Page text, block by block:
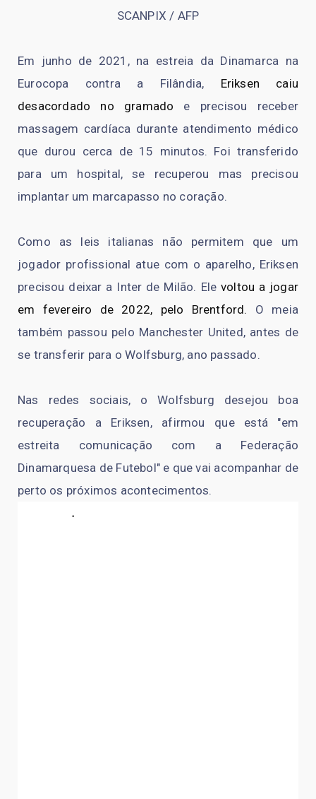
SCANPIX / AFP
Em junho de 2021, na estreia da Dinamarca na
Eurocopa contra a Filândia, Eriksen caiu
desacordado no gramado e precisou receber
massagem cardíaca durante atendimento médico
que durou cerca de 15 minutos. Foi transferido
para um hospital, se recuperou mas precisou
implantar um marcapasso no coração.
Como as leis italianas não permitem que um
jogador profissional atue com o aparelho, Eriksen
precisou deixar a Inter de Milão. Ele voltou a jogar
em fevereiro de 2022, pelo Brentford.
O meia
também passou pelo Manchester United, antes de
se transferir para o Wolfsburg, ano passado.
Nas redes sociais, o Wolfsburg desejou boa
recuperação a Eriksen, afirmou que está "em
estreita comunicação com a Federação
Dinamarquesa de Futebol" e que vai acompanhar de
perto os próximos acontecimentos.
.